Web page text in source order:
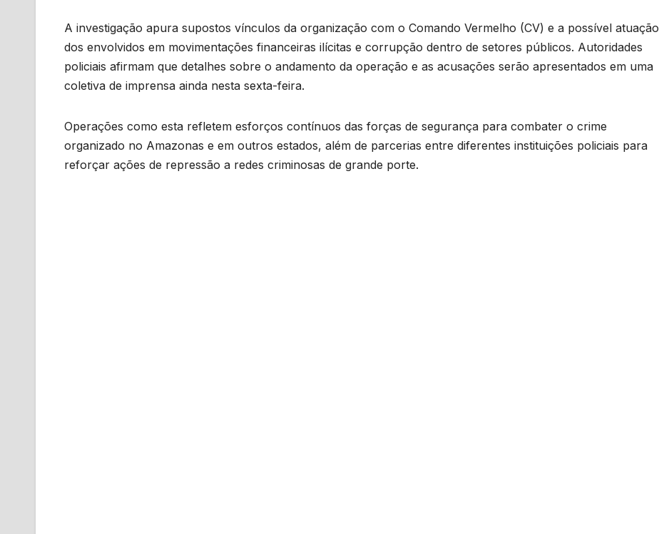
A investigação apura supostos vínculos da organização com o Comando Vermelho (CV) e a possível atuação
dos envolvidos em movimentações financeiras ilícitas e corrupção dentro de setores públicos. Autoridades
policiais afirmam que detalhes sobre o andamento da operação e as acusações serão apresentados em uma
coletiva de imprensa ainda nesta sexta-feira.
Operações como esta refletem esforços contínuos das forças de segurança para combater o crime
organizado no Amazonas e em outros estados, além de parcerias entre diferentes instituições policiais para
reforçar ações de repressão a redes criminosas de grande porte.